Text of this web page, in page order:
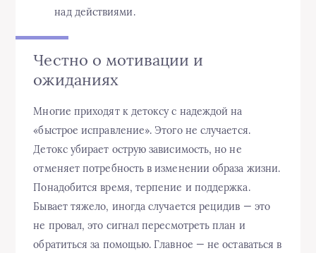
над действиями.
Честно о мотивации и
ожиданиях
Многие приходят к детоксу с надеждой на
«быстрое исправление». Этого не случается.
Детокс убирает острую зависимость, но не
отменяет потребность в изменении образа жизни.
Понадобится время, терпение и поддержка.
Бывает тяжело, иногда случается рецидив — это
не провал, это сигнал пересмотреть план и
обратиться за помощью. Главное — не оставаться в